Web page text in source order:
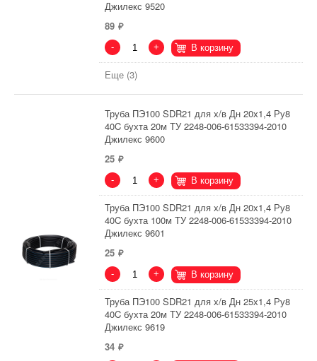
Джилекс 9520
89
- + В корзину
Еще (3)
Труба ПЭ100 SDR21 для х/в Дн 20х1,4 Ру8
40C бухта 20м ТУ 2248-006-61533394-2010
Джилекс 9600
25
- + В корзину
Труба ПЭ100 SDR21 для х/в Дн 20х1,4 Ру8
40C бухта 100м ТУ 2248-006-61533394-2010
Джилекс 9601
25
- + В корзину
Труба ПЭ100 SDR21 для х/в Дн 25х1,4 Ру8
40C бухта 20м ТУ 2248-006-61533394-2010
Джилекс 9619
34